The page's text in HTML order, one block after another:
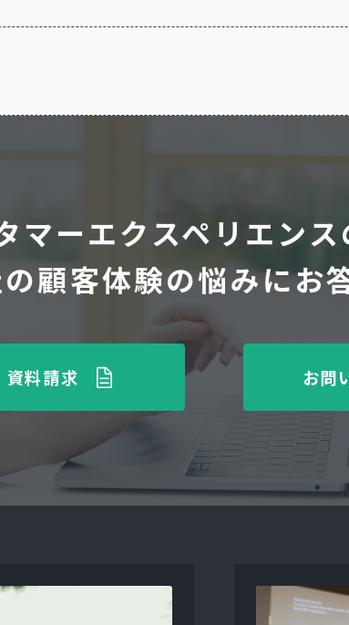
マーエクスペリエン
顧客体験の悩みにお
資料請求 お問